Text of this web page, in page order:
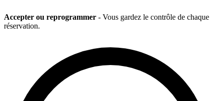
Accepter ou reprogrammer - Vous gardez le contrôle de chaque
réservation.